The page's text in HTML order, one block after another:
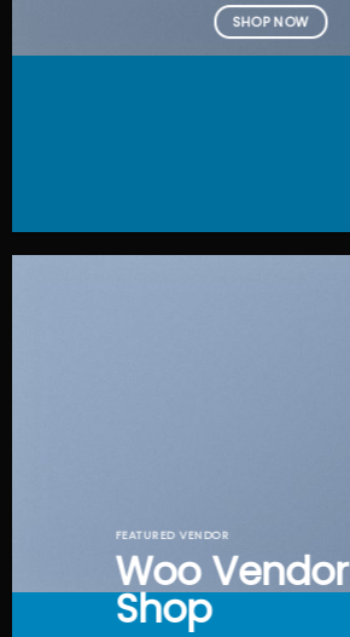
SHOP NOW
FEATURED VENDOR
Woo Vendor
Shop